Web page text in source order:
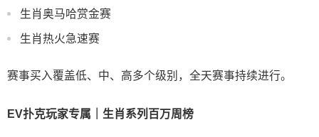
生肖奥马哈赏金赛
生肖热火急速赛
赛事买入覆盖低、中、高多个级别，全天赛事持续进行。
EV扑克玩家专属｜生肖系列百万周榜